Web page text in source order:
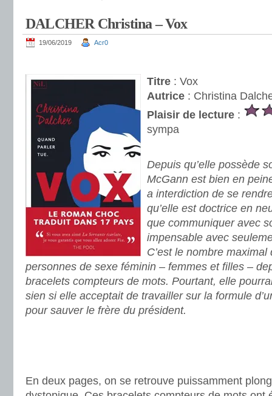
DALCHER Christina – Vox
19/06/2019 Acr0
Titre : Vox
Autrice : Christina
Plaisir de lecture :
sympa
Depuis qu’elle possède
McGann est bien en
a interdiction de se
qu’elle est doctrice en
que communiquer avec
impensable avec
C’est le nombre
personnes de sexe féminin – femmes et filles –
bracelets compteurs de mots. Pourtant, elle
sien si elle acceptait de travailler sur la formule
pour sauver le frère du président.
En deux pages, on se retrouve puissamment